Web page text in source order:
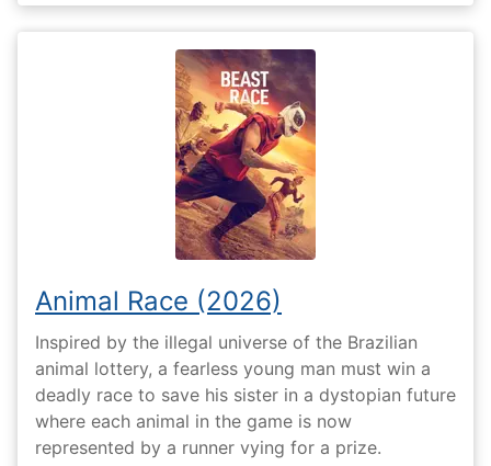
Animal Race (2026)
Inspired by the illegal universe of the Brazilian
animal lottery, a fearless young man must win a
deadly race to save his sister in a dystopian future
where each animal in the game is now
represented by a runner vying for a prize.